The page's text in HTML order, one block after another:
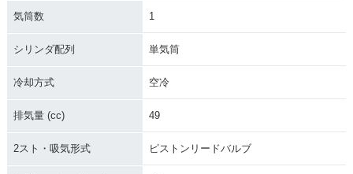
気筒数 1
シリンダ配列 単気筒
冷却方式 空冷
排気量 (cc) 49
2スト・吸気形式 ピストンリードバルブ